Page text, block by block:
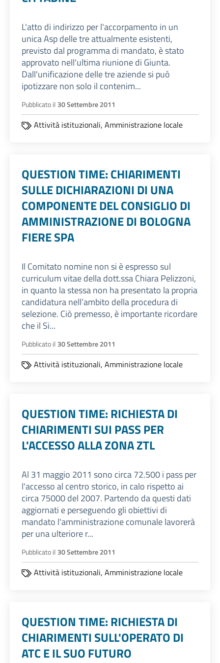
L'atto di indirizzo per l'accorpamento in un
unica Asp delle tre attualmente esistenti,
previsto dal programma di mandato, è stato
approvato nell'ultima riunione di Giunta.
Dall'unificazione delle tre aziende si può
ipotizzare non solo il contenim...
Pubblicato il 30 Settembre 2011
Attività istituzionali, Amministrazione locale
QUESTION TIME: CHIARIMENTI
SULLE DICHIARAZIONI DI UNA
COMPONENTE DEL CONSIGLIO DI
AMMINISTRAZIONE DI BOLOGNA
FIERE SPA
Il Comitato nomine non si è espresso sul
curriculum vitae della dott.ssa Chiara Pelizzoni,
in quanto la stessa non ha presentato la propria
candidatura nell’ambito della procedura di
selezione. Ciò premesso, è importante ricordare
che il Si...
Pubblicato il 30 Settembre 2011
Attività istituzionali, Amministrazione locale
QUESTION TIME: RICHIESTA DI
CHIARIMENTI SUI PASS PER
L'ACCESSO ALLA ZONA ZTL
Al 31 maggio 2011 sono circa 72.500 i pass per
l'accesso al centro storico, in calo rispetto ai
circa 75000 del 2007. Partendo da questi dati
aggiornati e perseguendo gli obiettivi di
mandato l'amministrazione comunale lavorerà
per una ulteriore r...
Pubblicato il 30 Settembre 2011
Attività istituzionali, Amministrazione locale
QUESTION TIME: RICHIESTA DI
CHIARIMENTI SULL'OPERATO DI
ATC E IL SUO FUTURO